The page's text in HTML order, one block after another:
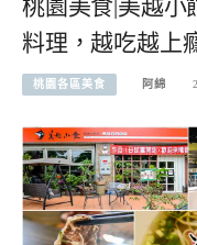
桃園美食|美越小
料理，越吃越上
桃園各區美食 阿綿